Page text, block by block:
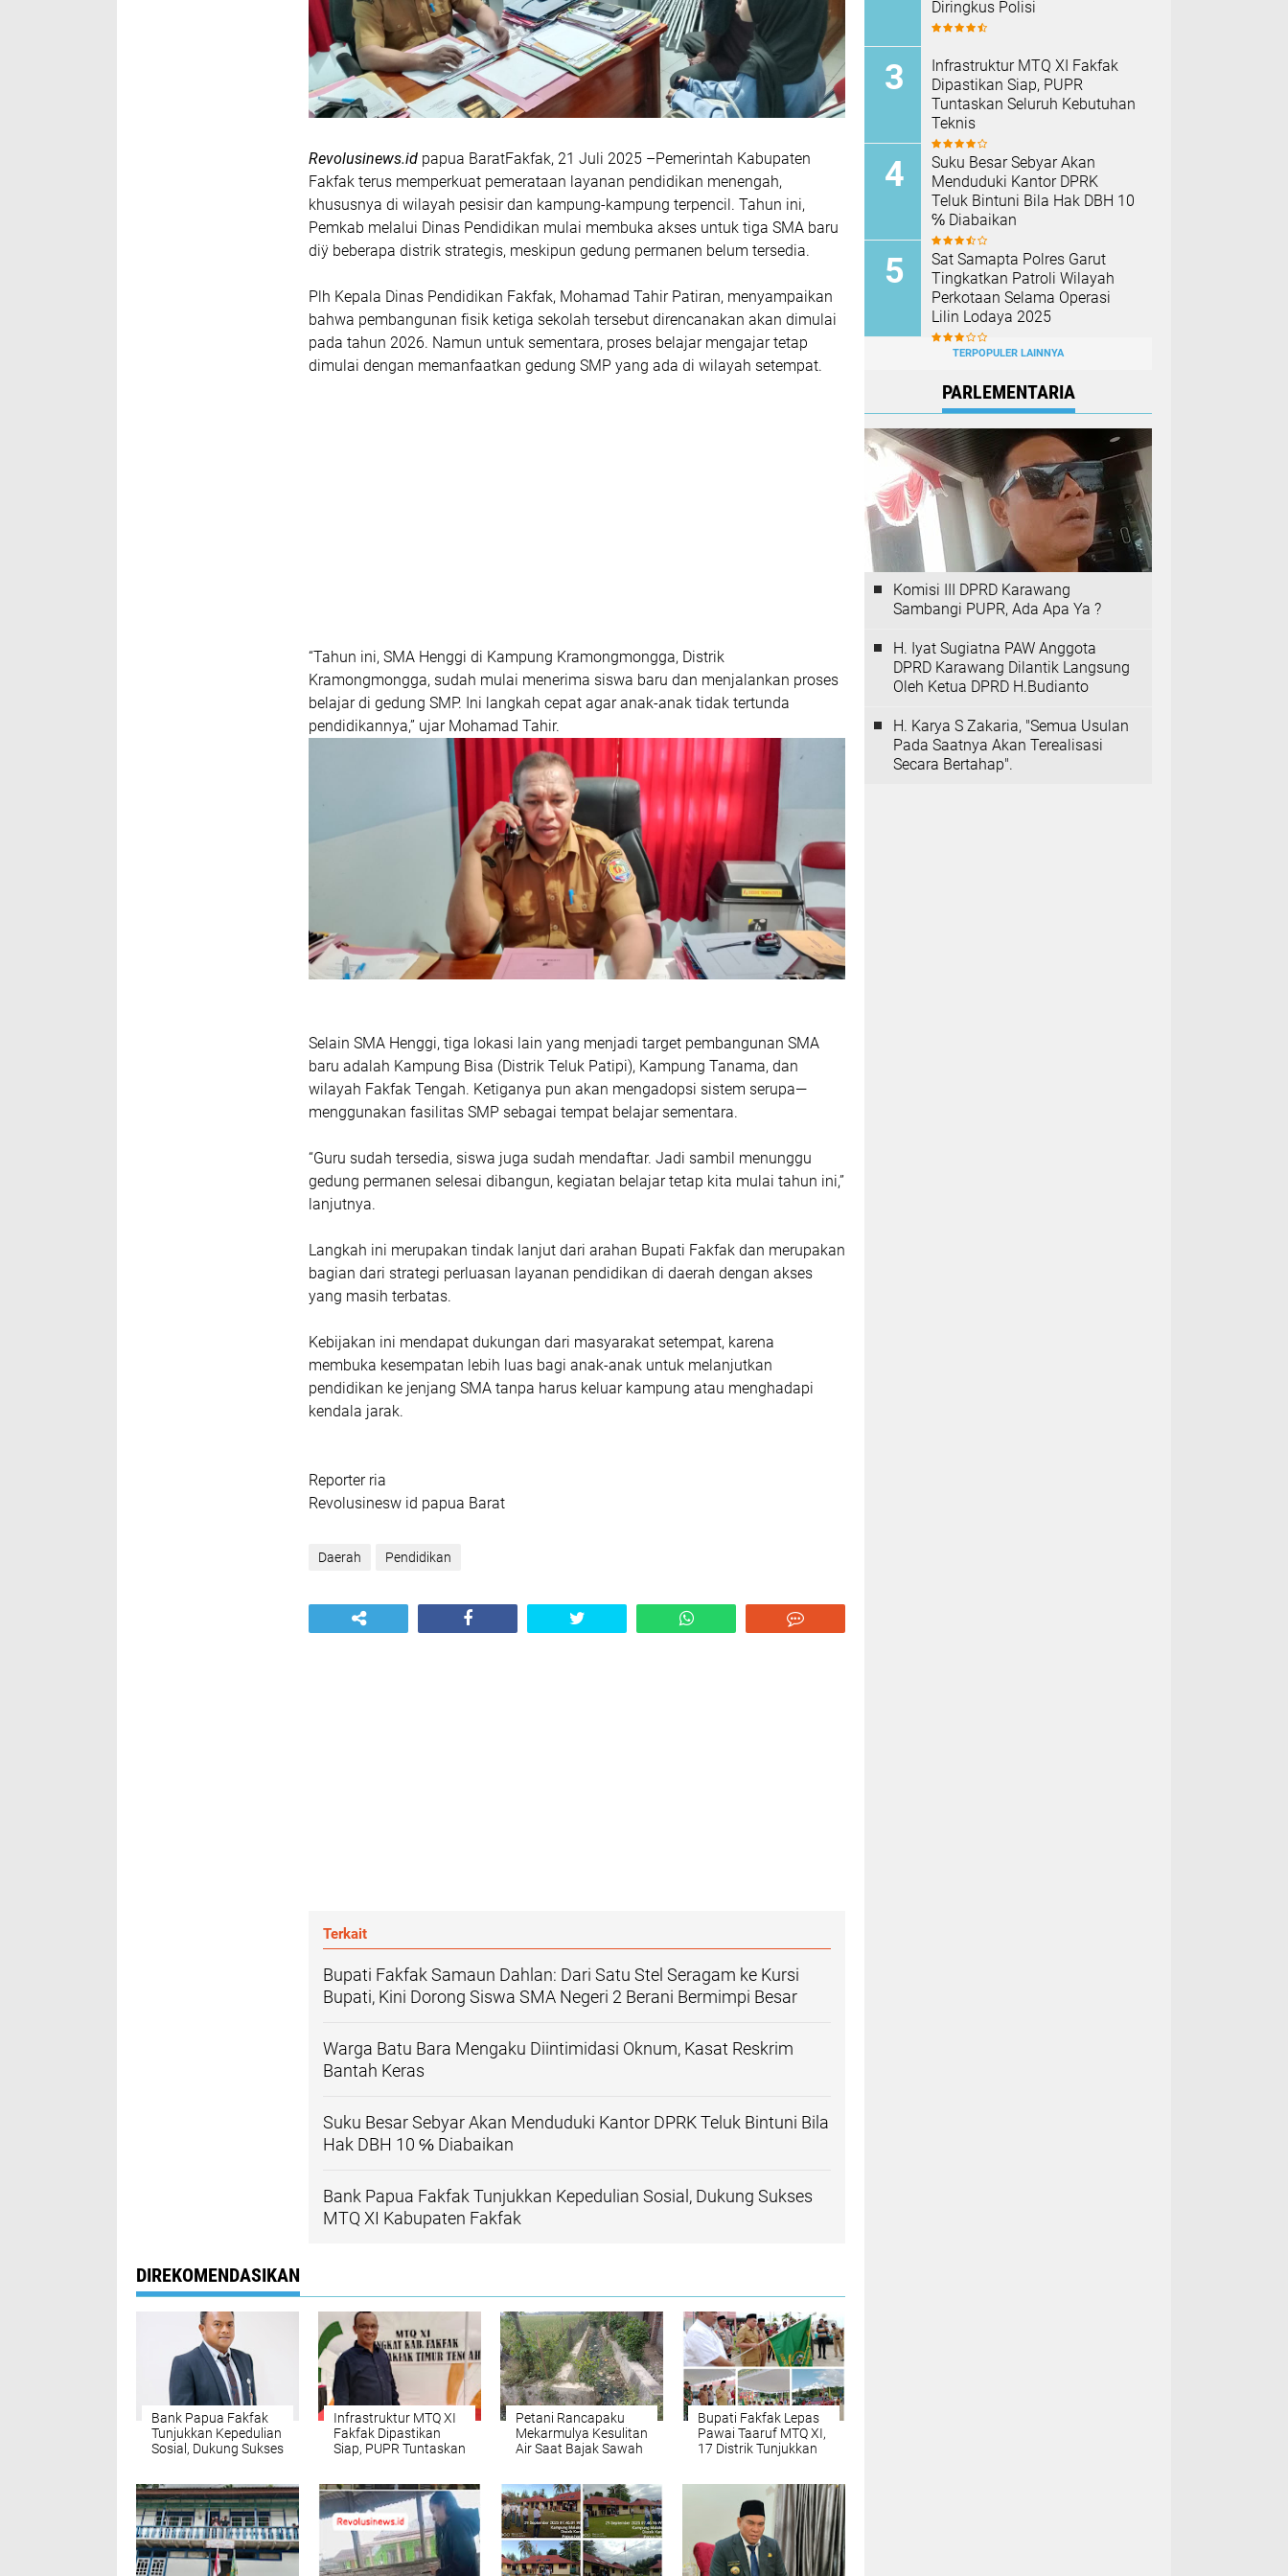
Revolusinews.id papua BaratFakfak, 21 Juli 2025 –Pemerintah Kabupaten
Fakfak terus memperkuat pemerataan layanan pendidikan menengah,
khususnya di wilayah pesisir dan kampung-kampung terpencil. Tahun ini,
Pemkab melalui Dinas Pendidikan mulai membuka akses untuk tiga SMA baru
diÿ beberapa distrik strategis, meskipun gedung permanen belum tersedia.
Plh Kepala Dinas Pendidikan Fakfak, Mohamad Tahir Patiran, menyampaikan
bahwa pembangunan fisik ketiga sekolah tersebut direncanakan akan dimulai
pada tahun 2026. Namun untuk sementara, proses belajar mengajar tetap
dimulai dengan memanfaatkan gedung SMP yang ada di wilayah setempat.
“Tahun ini, SMA Henggi di Kampung Kramongmongga, Distrik
Kramongmongga, sudah mulai menerima siswa baru dan menjalankan proses
belajar di gedung SMP. Ini langkah cepat agar anak-anak tidak tertunda
pendidikannya,” ujar Mohamad Tahir.
Selain SMA Henggi, tiga lokasi lain yang menjadi target pembangunan SMA
baru adalah Kampung Bisa (Distrik Teluk Patipi), Kampung Tanama, dan
wilayah Fakfak Tengah. Ketiganya pun akan mengadopsi sistem serupa—
menggunakan fasilitas SMP sebagai tempat belajar sementara.
“Guru sudah tersedia, siswa juga sudah mendaftar. Jadi sambil menunggu
gedung permanen selesai dibangun, kegiatan belajar tetap kita mulai tahun ini,”
lanjutnya.
Langkah ini merupakan tindak lanjut dari arahan Bupati Fakfak dan merupakan
bagian dari strategi perluasan layanan pendidikan di daerah dengan akses
yang masih terbatas.
Kebijakan ini mendapat dukungan dari masyarakat setempat, karena
membuka kesempatan lebih luas bagi anak-anak untuk melanjutkan
pendidikan ke jenjang SMA tanpa harus keluar kampung atau menghadapi
kendala jarak.
Reporter ria
Revolusinesw id papua Barat
Daerah Pendidikan
Terkait
Bupati Fakfak Samaun Dahlan: Dari Satu Stel Seragam ke Kursi
Bupati, Kini Dorong Siswa SMA Negeri 2 Berani Bermimpi Besar
Warga Batu Bara Mengaku Diintimidasi Oknum, Kasat Reskrim
Bantah Keras
Suku Besar Sebyar Akan Menduduki Kantor DPRK Teluk Bintuni Bila
Hak DBH 10 ℅ Diabaikan
Bank Papua Fakfak Tunjukkan Kepedulian Sosial, Dukung Sukses
MTQ XI Kabupaten Fakfak
DIREKOMENDASIKAN
Bank Papua Fakfak
Tunjukkan Kepedulian
Sosial, Dukung Sukses
Infrastruktur MTQ XI
Fakfak Dipastikan
Siap, PUPR Tuntaskan
Petani Rancapaku
Mekarmulya Kesulitan
Air Saat Bajak Sawah
Bupati Fakfak Lepas
Pawai Taaruf MTQ XI,
17 Distrik Tunjukkan
Diringkus Polisi
Infrastruktur MTQ XI Fakfak
Dipastikan Siap, PUPR
Tuntaskan Seluruh Kebutuhan
Teknis
Suku Besar Sebyar Akan
Menduduki Kantor DPRK
Teluk Bintuni Bila Hak DBH 10
℅ Diabaikan
Sat Samapta Polres Garut
Tingkatkan Patroli Wilayah
Perkotaan Selama Operasi
Lilin Lodaya 2025
TERPOPULER LAINNYA
PARLEMENTARIA
Komisi III DPRD Karawang
Sambangi PUPR, Ada Apa Ya ?
H. Iyat Sugiatna PAW Anggota
DPRD Karawang Dilantik Langsung
Oleh Ketua DPRD H.Budianto
H. Karya S Zakaria, "Semua Usulan
Pada Saatnya Akan Terealisasi
Secara Bertahap".